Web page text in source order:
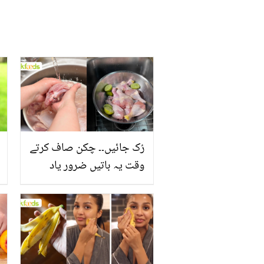
رُک جائیں۔۔ چکن صاف کرتے
وقت یہ باتیں ضرور یاد